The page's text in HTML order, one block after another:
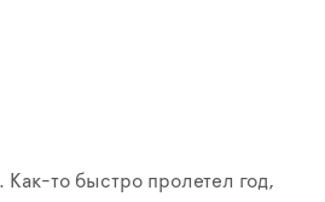
Как-то быстро пролетел год,